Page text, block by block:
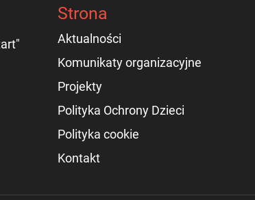
Strona
Aktualności
Komunikaty organizacyjne
Projekty
Polityka Ochrony Dzieci
Polityka cookie
Kontakt